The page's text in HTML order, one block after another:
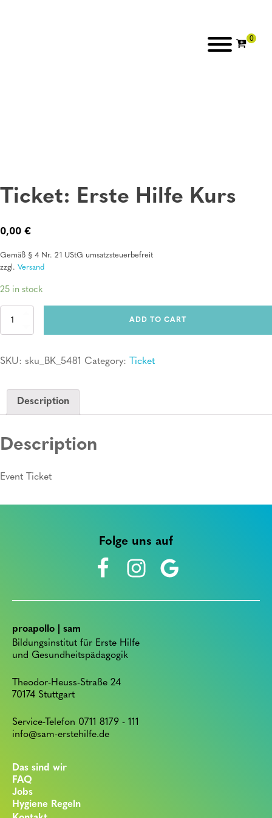
Ticket: Erste Hilfe Kurs
0,00 €
Gemäß § 4 Nr. 21 UStG umsatzsteuerbefreit
zzgl. Versand
25 in stock
Ticket:
quantity
ADD TO CART
SKU: sku_BK_5481 Category: Ticket
Description
Description
Event Ticket
Folge uns auf
proapollo | sam
Bildungsinstitut für Erste Hilfe
und Gesundheitspädagogik
Theodor-Heuss-Straße 24
70174 Stuttgart
Service-Telefon 0711 8179 - 111
info@sam-erstehilfe.de
Das sind wir
FAQ
Jobs
Hygiene Regeln